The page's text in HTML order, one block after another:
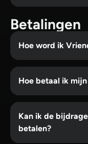
Betalingen
Hoe word ik
Hoe betaal ik
Kan ik de
betalen?